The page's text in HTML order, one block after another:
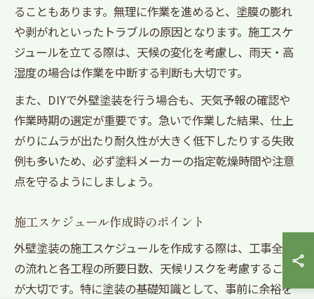
ることもあります。無理に作業を進めると、塗膜の膨れ
や剥がれといったトラブルの原因となります。施工スケ
ジュールを立てる際は、天候の変化を考慮し、雨天・高
湿度の場合は作業を中断する判断も大切です。
また、DIYで外壁塗装を行う場合も、天気予報の確認や
作業時期の選定が重要です。急いで作業した結果、仕上
がりにムラが出たり耐久性が大きく低下したりする失敗
例も多いため、必ず塗料メーカーの指定乾燥時間や注意
点を守るようにしましょう。
施工スケジュール作成時のポイント
外壁塗装の施工スケジュールを作成する際は、工事全体
の流れと各工程の所要日数、天候リスクを考慮すること
が大切です。特に塗装の基礎知識として、事前に余裕を